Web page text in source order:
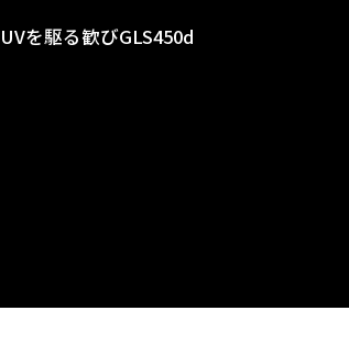
を駆る歓びGLS450d